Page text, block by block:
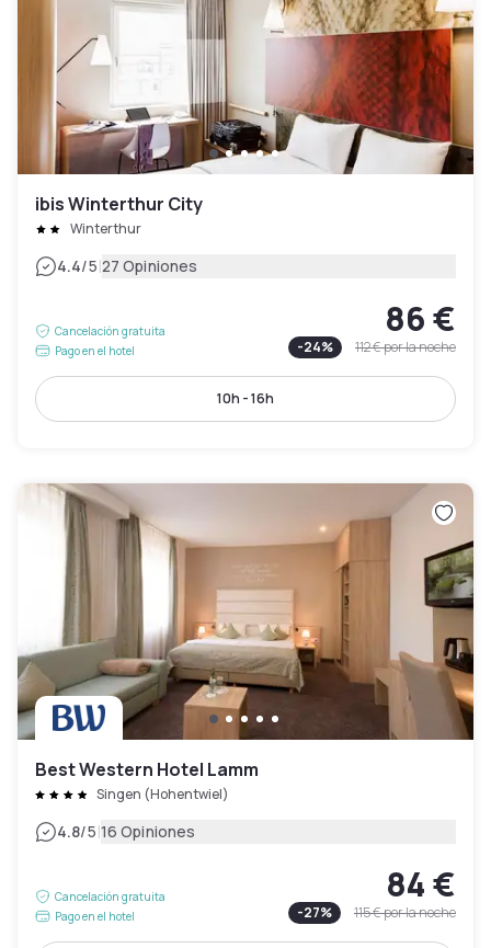
ibis Winterthur City
Winterthur
4.4/5|27 Opiniones
Cancelación gratuita
Pago en el hotel
86 €
-24% 112 €por la noche
10h - 16h
Best Western Hotel Lamm
Singen (Hohentwiel)
4.8/5|16 Opiniones
Cancelación gratuita
Pago en el hotel
84 €
-27% 115 €por la noche